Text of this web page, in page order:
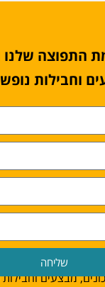
התפוצה שלנו
וחבילות
מבצעים וחבילות
שליחה